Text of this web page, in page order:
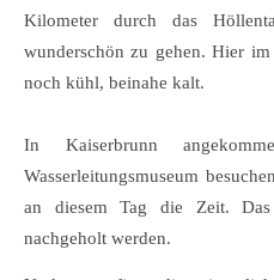
Kilometer durch das
wunderschön zu gehen. Hier
noch kühl, beinahe kalt.
In Kaiserbrunn
Wasserleitungsmuseum
an diesem Tag die Zeit.
nachgeholt werden.